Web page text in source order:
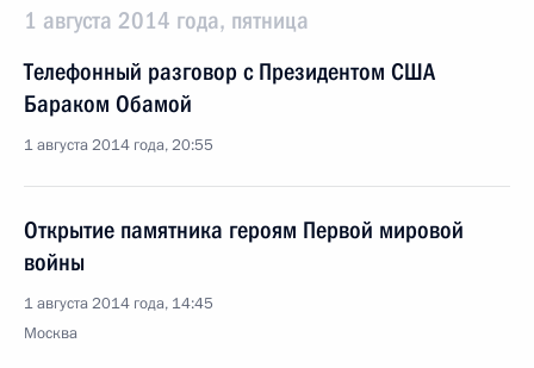
1 августа 2014 года, пятница
Телефонный разговор с Президентом США
Бараком Обамой
1 августа 2014 года, 20:55
Открытие памятника героям Первой мировой
войны
1 августа 2014 года, 14:45
Москва